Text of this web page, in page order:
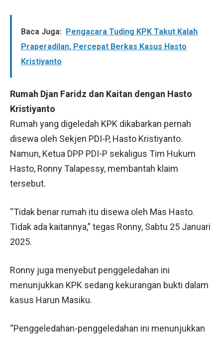
Baca Juga:
Pengacara Tuding KPK Takut Kalah
Praperadilan, Percepat Berkas Kasus Hasto
Kristiyanto
Rumah Djan Faridz dan Kaitan dengan Hasto
Kristiyanto
Rumah yang digeledah KPK dikabarkan pernah
disewa oleh Sekjen PDI-P, Hasto Kristiyanto.
Namun, Ketua DPP PDI-P sekaligus Tim Hukum
Hasto, Ronny Talapessy, membantah klaim
tersebut.
“Tidak benar rumah itu disewa oleh Mas Hasto.
Tidak ada kaitannya,” tegas Ronny, Sabtu 25 Januari
2025.
Ronny juga menyebut penggeledahan ini
menunjukkan KPK sedang kekurangan bukti dalam
kasus Harun Masiku.
“Penggeledahan-penggeledahan ini menunjukkan